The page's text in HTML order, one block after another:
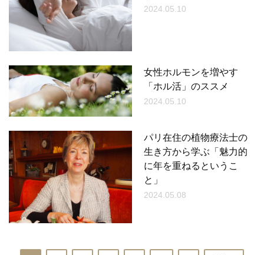
2024.05.10
女性ホルモンを増やす
「ホル活」のススメ
2024.05.10
パリ在住の植物療法士の
生き方から学ぶ「魅力的
に年を重ねるというこ
と」
2024.05.08